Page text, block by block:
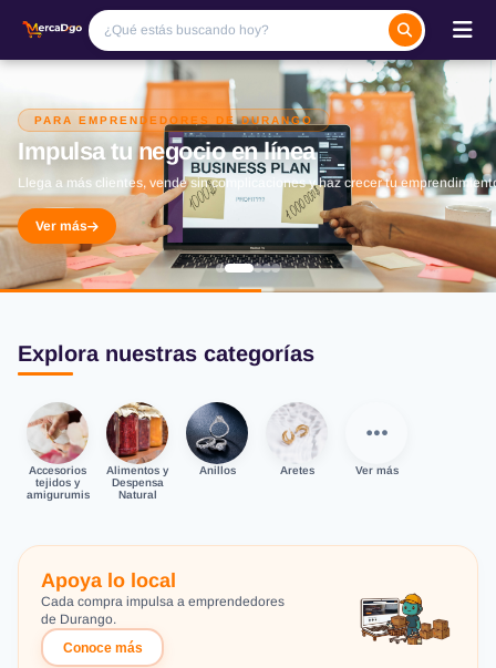
PARA EMPRENDEDORES DE DURANGO
Impulsa tu negocio en línea
Llega a más clientes, vende sin complicaciones y haz crecer tu
Ver más
Explora nuestras categorías
Accesorios
tejidos y
amigurumis
Alimentos y
Despensa
Natural
Anillos Aretes Ver más
Apoya lo local
Cada compra impulsa a emprendedores
de Durango.
Conoce más